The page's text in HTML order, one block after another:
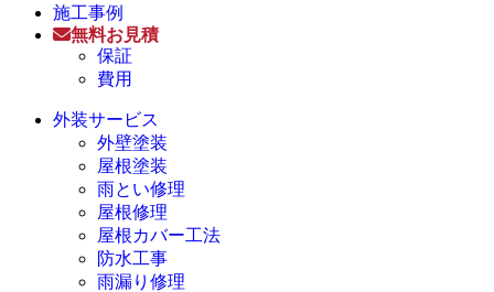
施工事例
無料お見積
保証
費用
外装サービス
外壁塗装
屋根塗装
雨とい修理
屋根修理
屋根カバー工法
防水工事
雨漏り修理